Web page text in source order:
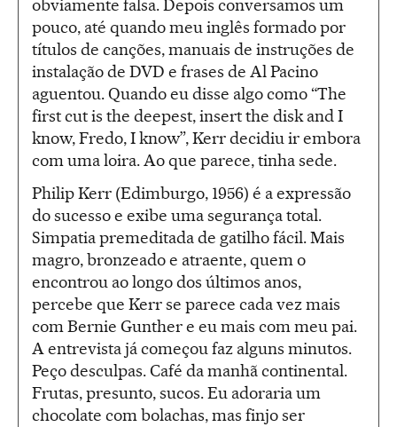
obviamente falsa. Depois conversamos um
pouco, até quando meu inglês formado por
títulos de canções, manuais de instruções de
instalação de DVD e frases de Al Pacino
aguentou. Quando eu disse algo como “The
first cut is the deepest, insert the disk and I
know, Fredo, I know”, Kerr decidiu ir embora
com uma loira. Ao que parece, tinha sede.
Philip Kerr (Edimburgo, 1956) é a expressão
do sucesso e exibe uma segurança total.
Simpatia premeditada de gatilho fácil. Mais
magro, bronzeado e atraente, quem o
encontrou ao longo dos últimos anos,
percebe que Kerr se parece cada vez mais
com Bernie Gunther e eu mais com meu pai.
A entrevista já começou faz alguns minutos.
Peço desculpas. Café da manhã continental.
Frutas, presunto, sucos. Eu adoraria um
chocolate com bolachas, mas finjo ser